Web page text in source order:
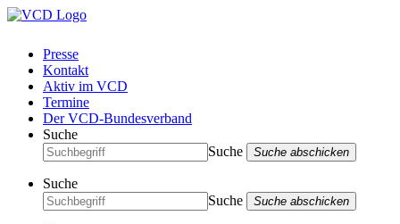
Presse
Kontakt
Aktiv im VCD
Termine
Der VCD-Bundesverband
Suche
Suche
Suche abschicken
Suche
Suche
Suche abschicken